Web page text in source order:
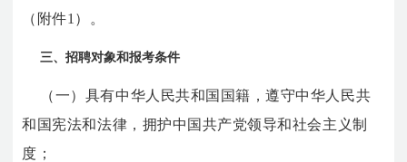
（附件1）。
三、招聘对象和报考条件
（一）具有中华人民共和国国籍，遵守中华人民共
和国宪法和法律，拥护中国共产党领导和社会主义制
度；